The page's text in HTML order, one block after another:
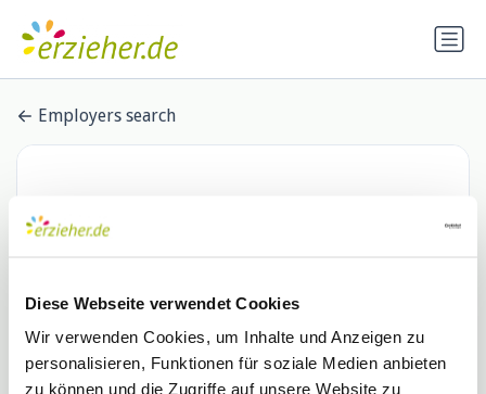
Diese Webseite verwendet Cookies
Wir verwenden Cookies, um Inhalte und Anzeigen zu
personalisieren, Funktionen für soziale Medien anbieten
zu können und die Zugriffe auf unsere Website zu
Employers search